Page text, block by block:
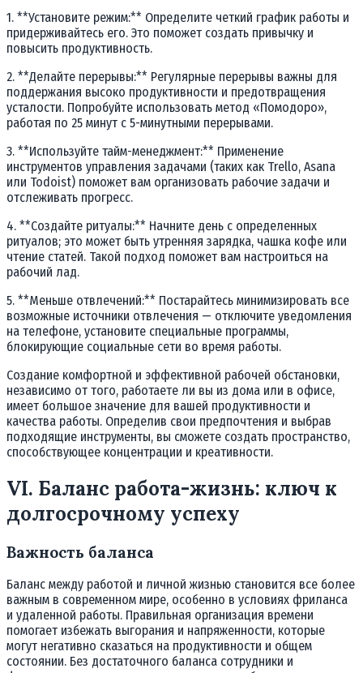
1. **Установите режим:** Определите четкий график работы и
придерживайтесь его. Это поможет создать привычку и
повысить продуктивность.
2. **Делайте перерывы:** Регулярные перерывы важны для
поддержания высоко продуктивности и предотвращения
усталости. Попробуйте использовать метод «Помодоро»,
работая по 25 минут с 5-минутными перерывами.
3. **Используйте тайм-менеджмент:** Применение
инструментов управления задачами (таких как Trello, Asana
или Todoist) поможет вам организовать рабочие задачи и
отслеживать прогресс.
4. **Создайте ритуалы:** Начните день с определенных
ритуалов; это может быть утренняя зарядка, чашка кофе или
чтение статей. Такой подход поможет вам настроиться на
рабочий лад.
5. **Меньше отвлечений:** Постарайтесь минимизировать все
возможные источники отвлечения — отключите уведомления
на телефоне, установите специальные программы,
блокирующие социальные сети во время работы.
Создание комфортной и эффективной рабочей обстановки,
независимо от того, работаете ли вы из дома или в офисе,
имеет большое значение для вашей продуктивности и
качества работы. Определив свои предпочтения и выбрав
подходящие инструменты, вы сможете создать пространство,
способствующее концентрации и креативности.
VI. Баланс работа-жизнь: ключ к
долгосрочному успеху
Важность баланса
Баланс между работой и личной жизнью становится все более
важным в современном мире, особенно в условиях фриланса
и удаленной работы. Правильная организация времени
помогает избежать выгорания и напряженности, которые
могут негативно сказаться на продуктивности и общем
состоянии. Без достаточного баланса сотрудники и